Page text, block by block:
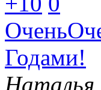
Годами!
Наталья